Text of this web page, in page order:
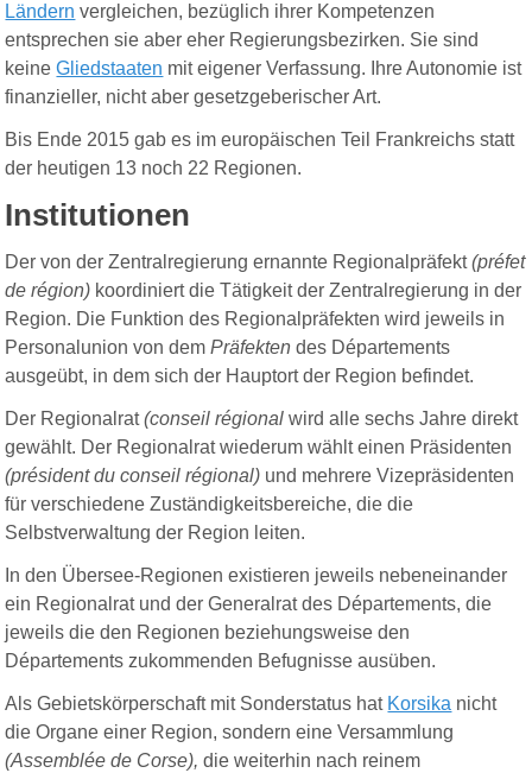
Ländern vergleichen, bezüglich ihrer Kompetenzen
entsprechen sie aber eher Regierungsbezirken. Sie sind
keineGliedstaaten mit eigener Verfassung. Ihre Autonomie ist
finanzieller, nicht aber gesetzgeberischer Art.
Bis Ende 2015 gab es im europäischen Teil Frankreichs statt
der heutigen 13 noch 22 Regionen.
Institutionen
Der von der Zentralregierung ernannte Regionalpräfekt(préfet
de région) koordiniert die Tätigkeit der Zentralregierung in der
Region. Die Funktion des Regionalpräfekten wird jeweils in
Personalunion von demPräfekten des Départements
ausgeübt, in dem sich der Hauptort der Region befindet.
Der Regionalrat(conseil régional wird alle sechs Jahre direkt
gewählt. Der Regionalrat wiederum wählt einen Präsidenten
(président du conseil régional) und mehrere Vizepräsidenten
für verschiedene Zuständigkeitsbereiche, die die
Selbstverwaltung der Region leiten.
In den Übersee-Regionen existieren jeweils nebeneinander
ein Regionalrat und der Generalrat des Départements, die
jeweils die den Regionen beziehungsweise den
Départements zukommenden Befugnisse ausüben.
Als Gebietskörperschaft mit Sonderstatus hat Korsika nicht
die Organe einer Region, sondern eine Versammlung
(Assemblée de Corse), die weiterhin nach reinem